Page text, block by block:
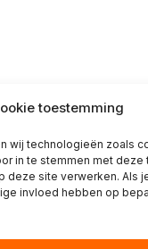
toestemming
wij technologieën zoals
in te stemmen met
deze site verwerken. Als
invloed hebben op